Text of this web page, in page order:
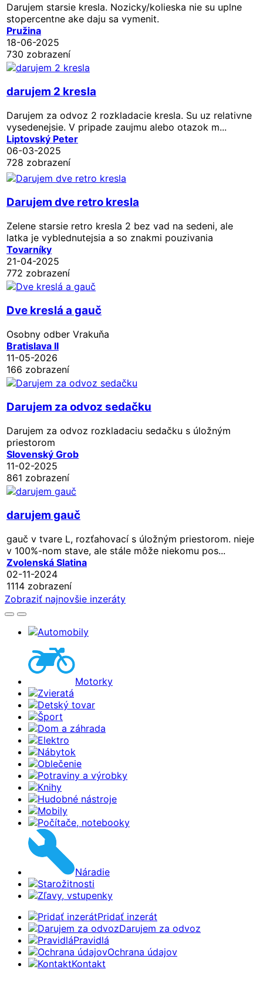
Darujem starsie kresla. Nozicky/kolieska nie su uplne
stopercentne ake daju sa vymenit.
Pružina
18-06-2025
730 zobrazení
darujem 2 kresla
Darujem za odvoz 2 rozkladacie kresla. Su uz relativne
vysedenejsie. V pripade zaujmu alebo otazok m...
Liptovský Peter
06-03-2025
728 zobrazení
Darujem dve retro kresla
Zelene starsie retro kresla 2 bez vad na sedeni, ale
latka je vyblednutejsia a so znakmi pouzivania
Tovarníky
21-04-2025
772 zobrazení
Dve kreslá a gauč
Osobny odber Vrakuňa
Bratislava II
11-05-2026
166 zobrazení
Darujem za odvoz sedačku
Darujem za odvoz rozkladaciu sedačku s úložným
priestorom
Slovenský Grob
11-02-2025
861 zobrazení
darujem gauč
gauč v tvare L, rozťahovací s úložným priestorom. nieje
v 100%-nom stave, ale stále môže niekomu pos...
Zvolenská Slatina
02-11-2024
1114 zobrazení
Zobraziť najnovšie inzeráty
Automobily
Motorky
Zvieratá
Detský tovar
Šport
Dom a záhrada
Elektro
Nábytok
Oblečenie
Potraviny a výrobky
Knihy
Hudobné nástroje
Mobily
Počítače, notebooky
Náradie
Starožitnosti
Zľavy, vstupenky
Pridať inzerát
Darujem za odvoz
Pravidlá
Ochrana údajov
Kontakt